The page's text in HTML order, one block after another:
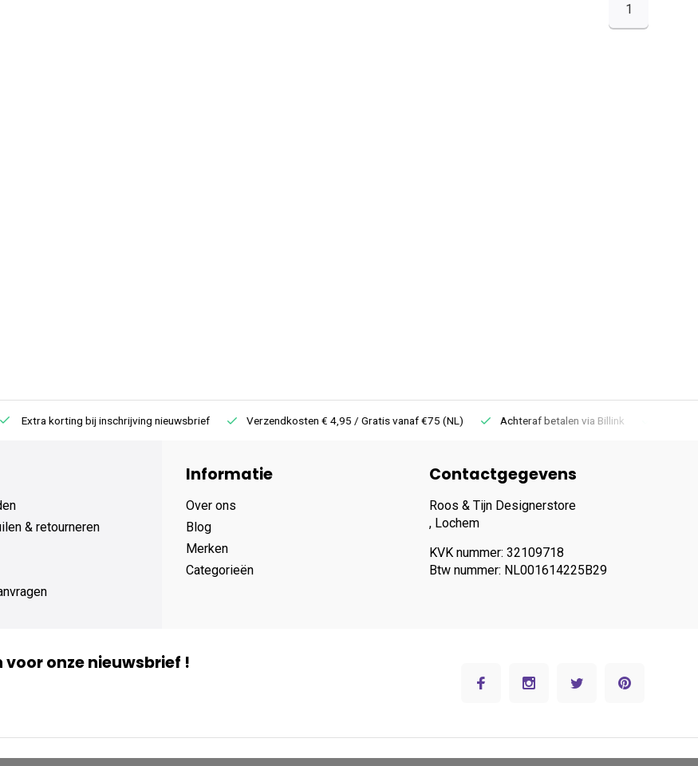
1
Extra korting bij inschrijving nieuwsbrief Verzendkosten € 4,95 / Gratis vanaf €75 (NL) Achteraf betalen via Billink
& retourneren
Informatie
Over ons
Blog
Merken
Categorieën
Contactgegevens
Roos & Tijn Designerstore
, Lochem
KVK nummer: 32109718
Btw nummer: NL001614225B29
onze nieuwsbrief !